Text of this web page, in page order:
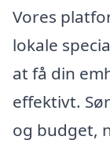
Vores
lokale
at få din
effektivt.
og budget,